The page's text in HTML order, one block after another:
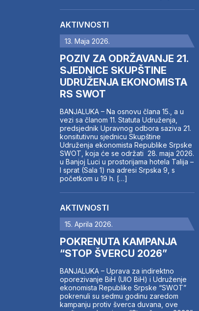
AKTIVNOSTI
13. Maja 2026.
POZIV ZA ODRŽAVANJE 21.
SJEDNICE SKUPŠTINE
UDRUŽENJA EKONOMISTA
RS SWOT
BANJALUKA – Na osnovu člana 15., a u
vezi sa članom 11. Statuta Udruženja,
predsjednik Upravnog odbora saziva 21.
konsitutivnu sjednicu Skupštine
Udruženja ekonomista Republike Srpske
SWOT, koja će se održati 28. maja 2026.
u Banjoj Luci u prostorijama hotela Talija –
I sprat (Sala 1) na adresi Srpska 9, s
početkom u 19 h. […]
AKTIVNOSTI
15. Aprila 2026.
POKRENUTA KAMPANJA
“STOP ŠVERCU 2026”
BANJALUKA – Uprava za indirektno
oporezivanje BiH (UIO BiH) i Udruženje
ekonomista Republike Srpske “SWOT”
pokrenuli su sedmu godinu zaredom
kampanju protiv šverca duvana, ove